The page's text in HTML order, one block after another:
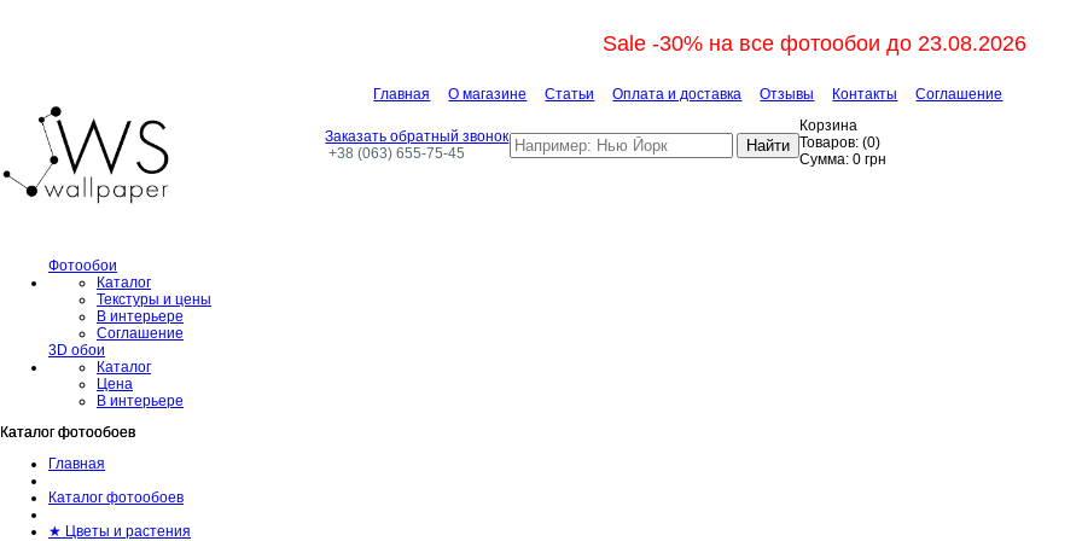
Sale -30% на все фотообои до 23.08.2026
Главная О магазине Статьи Оплата и доставка Отзывы Контакты Соглашение
Заказать обратный звонок
+38 (063) 655-75-45
Найти
Корзина
Товаров: (0)
Сумма: 0 грн
Фотообои
Каталог
Текстуры и цены
В интерьере
Соглашение
3D обои
Каталог
Цена
В интерьере
Каталог фотообоев
Каталог фотообоев
Главная
Каталог фотообоев
★ Цветы и растения